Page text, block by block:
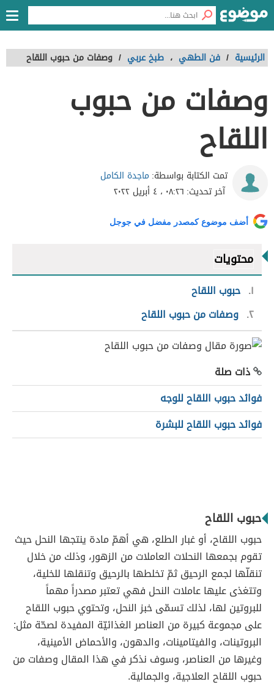
الرئيسية / فن الطهي ، طبخ عربي / وصفات من حبوب اللقاح
وصفات من حبوب
اللقاح
تمت الكتابة بواسطة: ماجدة الكامل
آخر تحديث: ٠٨:٢٦ ، ٤ أبريل ٢٠٢٢
أضف موضوع كمصدر مفضل في جوجل
محتويات
١ حبوب اللقاح
٢ وصفات من حبوب اللقاح
ذات صلة
فوائد حبوب اللقاح للوجه
فوائد حبوب اللقاح للبشرة
حبوب اللقاح
حبوب اللقاح، أو غبار الطلع، هي أهمّ مادة ينتجها النحل حيث
تقوم بجمعها النحلات العاملات من الزهور، وذلك من خلال
تنقلّها لجمع الرحيق ثمّ تخلطها بالرحيق وتنقلها للخلية،
وتتغذى عليها عاملات النحل فهي تعتبر مصدراً مهماً
للبروتين لها، لذلك تسمّى خبز النحل، وتحتوي حبوب اللقاح
على مجموعة كبيرة من العناصر الغذائيّة المفيدة لصحّة مثل:
البروتينات، والفيتامينات، والدهون، والأحماض الأمينية،
وغيرها من العناصر، وسوف نذكر في هذا المقال وصفات من
حبوب اللقاح العلاجية، والجمالية.